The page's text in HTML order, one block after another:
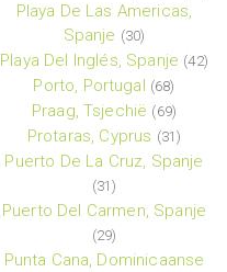
Playa De Las Americas,
Spanje (30)
Playa Del Inglés, Spanje (42)
Porto, Portugal (68)
Praag, Tsjechië (69)
Protaras, Cyprus (31)
Puerto De La Cruz, Spanje
(31)
Puerto Del Carmen, Spanje
(29)
Punta Cana, Dominicaanse